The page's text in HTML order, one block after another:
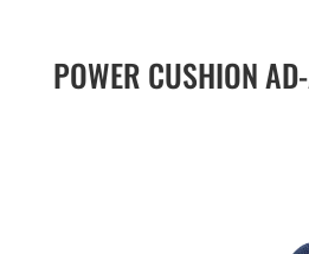
POWER CUSHION